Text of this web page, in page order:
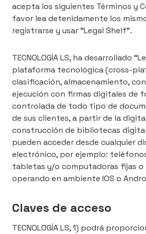
acepta los siguientes Términos y
favor lea detenidamente los
registrarse y usar “Legal Shelf”.
TECNOLOGÍA LS, ha desarrollado
plataforma tecnológica (cross-
clasificación, almacenamiento,
ejecución con firmas digitales de
controlada de todo tipo de
de sus clientes, a partir de la
construcción de bibliotecas
pueden acceder desde cualquier
electrónico, por ejemplo:
tabletas y/o computadoras fijas
operando en ambiente IOS o
Claves de acceso
TECNOLOGÍA LS, 1) podrá